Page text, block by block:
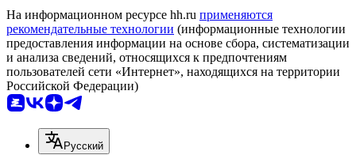
На информационном ресурсе hh.ru применяются
рекомендательные технологии (информационные технологии
предоставления информации на основе сбора, систематизации
и анализа сведений, относящихся к предпочтениям
пользователей сети «Интернет», находящихся на территории
Российской Федерации)
Русский